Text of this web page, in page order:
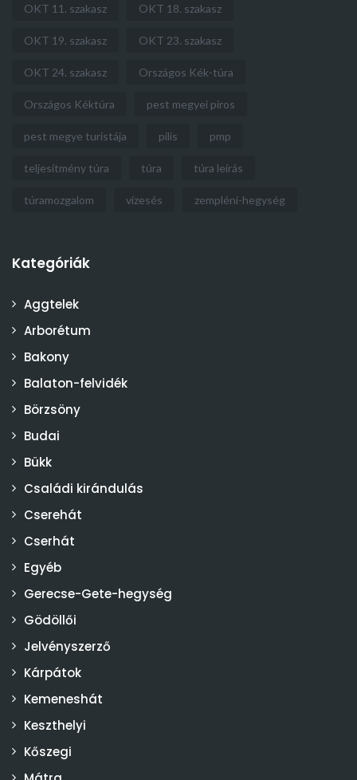
OKT 11. szakasz OKT 18. szakasz
OKT 19. szakasz OKT 23. szakasz
OKT 24. szakasz Országos Kék-túra
Országos Kéktúra pest megyei piros
pest megye turistája pilis pmp
teljesítmény túra túra túra leírás
túramozgalom vízesés zempléni-hegység
Kategóriák
Aggtelek
Arborétum
Bakony
Balaton-felvidék
Börzsöny
Budai
Bükk
Családi kirándulás
Cserehát
Cserhát
Egyéb
Gerecse-Gete-hegység
Gödöllői
Jelvényszerző
Kárpátok
Kemeneshát
Keszthelyi
Kőszegi